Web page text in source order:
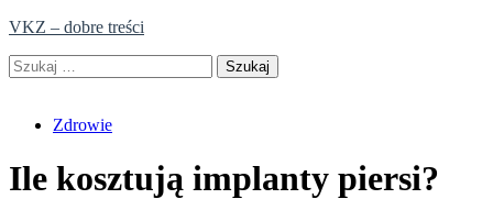
Skip
content
VKZ – dobre treści
Szukaj:
Zdrowie
Ile kosztują implanty piersi?